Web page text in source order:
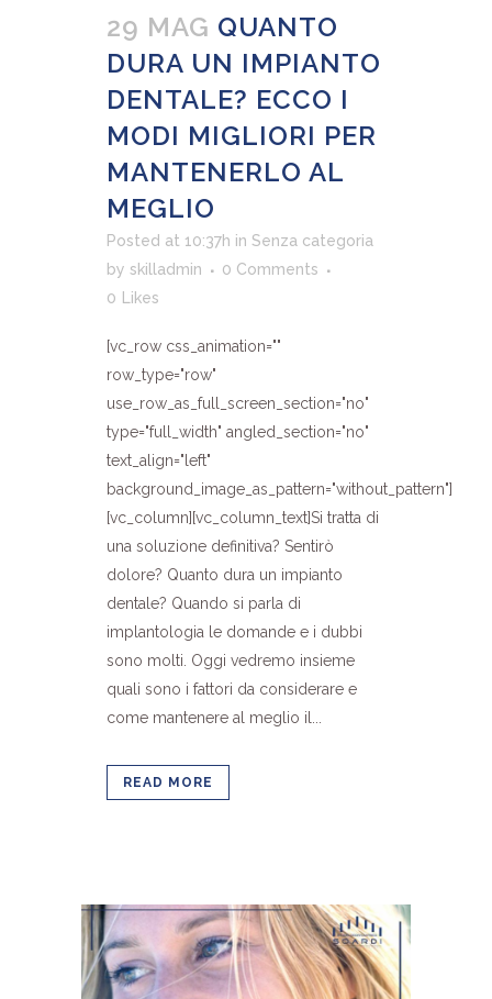
29 MAG QUANTO
DURA UN IMPIANTO
DENTALE? ECCO I
MODI MIGLIORI PER
MANTENERLO AL
MEGLIO
Posted at 10:37h in Senza categoria
by skilladmin
0 Comments
0 Likes
[vc_row css_animation=""
row_type="row"
use_row_as_full_screen_section="no"
type="full_width" angled_section="no"
text_align="left"
background_image_as_pattern="without_pattern"]
[vc_column][vc_column_text]Si tratta di
una soluzione definitiva? Sentirò
dolore? Quanto dura un impianto
dentale? Quando si parla di
implantologia le domande e i dubbi
sono molti. Oggi vedremo insieme
quali sono i fattori da considerare e
come mantenere al meglio il...
READ MORE